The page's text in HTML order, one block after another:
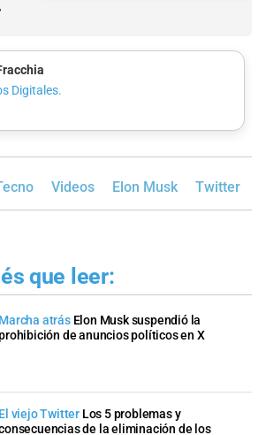
Digitales.
Videos Elon Musk Twitter
que leer:
Marcha atrás Elon Musk suspendió la
de anuncios políticos en X
El viejo Twitter Los 5 problemas y
de la eliminación de los